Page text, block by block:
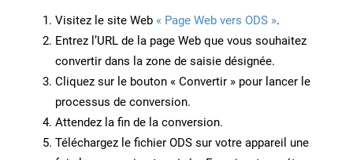
Visitez le site Web « Page Web vers ODS ».
Entrez l’URL de la page Web que vous souhaitez
convertir dans la zone de saisie désignée.
Cliquez sur le bouton « Convertir » pour lancer le
processus de conversion.
Attendez la fin de la conversion.
Téléchargez le fichier ODS sur votre appareil une